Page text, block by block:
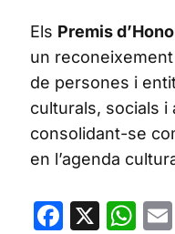
Els Premis
un
de persones i
culturals, socials i
consolidant-se
en l’agenda
X